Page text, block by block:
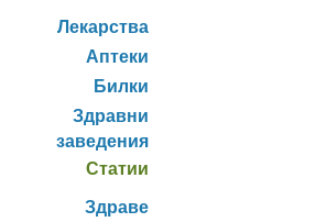
Лекарства
Аптеки
Билки
Здравни
заведения
Статии
Здраве